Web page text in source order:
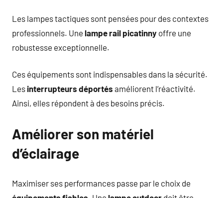
Les lampes tactiques sont pensées pour des contextes
professionnels. Une lampe rail picatinny offre une
robustesse exceptionnelle.
Ces équipements sont indispensables dans la sécurité.
Les interrupteurs déportés améliorent l’réactivité.
Ainsi, elles répondent à des besoins précis.
Améliorer son matériel
d’éclairage
Maximiser ses performances passe par le choix de